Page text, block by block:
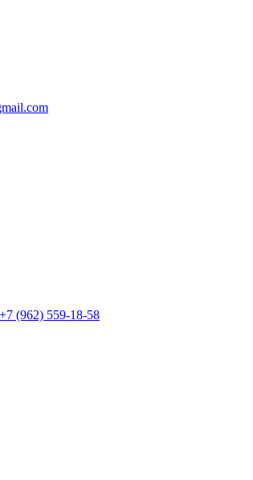
+7 (962) 559-18-58